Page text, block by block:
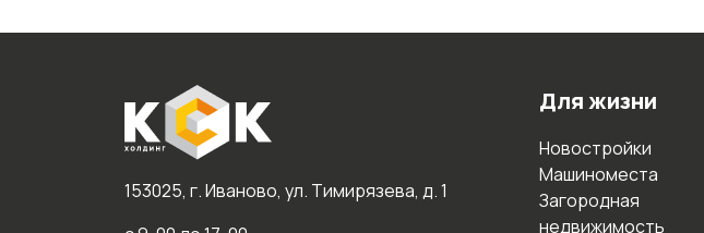
153025, г. Иваново, ул. Тимирязева, д. 1
Для жизни
Новостройки
Машиноместа
Загородная
недвижимость